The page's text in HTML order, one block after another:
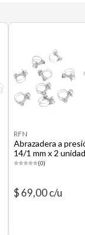
RFN
Abrazadera a
14/1 mm x 2
(0)
$ 69,00 c/u